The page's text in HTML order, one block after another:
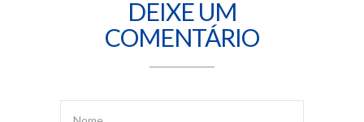
DEIXE UM
COMENTÁRIO